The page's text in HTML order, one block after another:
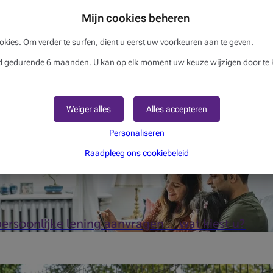
artikelen kunnen je ook
lening aanvragen … wat kiest u?
Is het dan verstandig om een lening op afbetalingaan te
Mijn cookies beheren
Om verder te surfen, dient u eerst uw voorkeuren aan te geven.
6 maanden. U kan op elk moment uw keuze wijzigen door te
Alles accepteren
Weiger alles
Personaliseren
Raadpleeg ons cookiebeleid